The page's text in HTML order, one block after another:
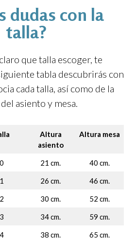
dudas con la
talla?
que talla escoger, te
tabla descubrirás con
cada talla, así como de la
asiento y mesa.
Altura
asiento
Altura mesa
0 21 cm. 40 cm.
1 26 cm. 46 cm.
2 30 cm. 52 cm.
3 34 cm. 59 cm.
4 38 cm. 65 cm.